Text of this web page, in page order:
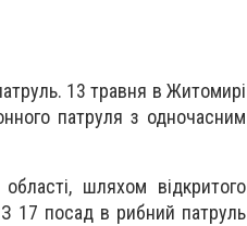
13 травня в Житомирі
патруля з одночасним
шляхом відкритого
З 17 посад в рибний патруль